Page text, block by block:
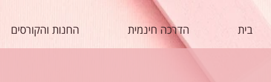
בית הדרכה חינמית החנות והקורסים